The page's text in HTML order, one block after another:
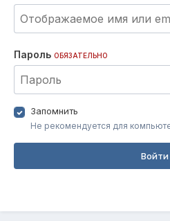
Пароль ОБЯЗАТЕЛЬНО
Запомнить
Не рекомендуется для
Войти